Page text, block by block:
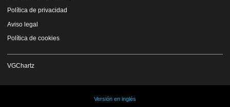
Política de privacidad
Aviso legal
Política de cookies
VGChartz
Versión en inglés